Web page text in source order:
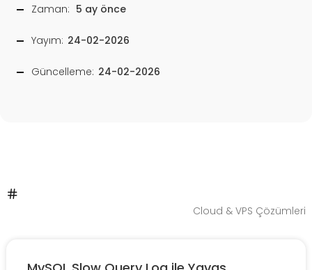
Zaman: 5 ay önce
Yayım: 24-02-2026
Güncelleme: 24-02-2026
Cloud & VPS Çözümleri